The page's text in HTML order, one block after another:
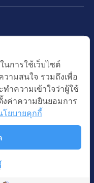
เตอร์กรุ๊ป จำกัด (มหาชน).
นการใช้เว็บไซต์
ามสนใจ รวมถึงเพื่อ
ทำความเข้าใจว่าผู้ใช้
งค่าความยินยอมการ
โยบายคุกกี้